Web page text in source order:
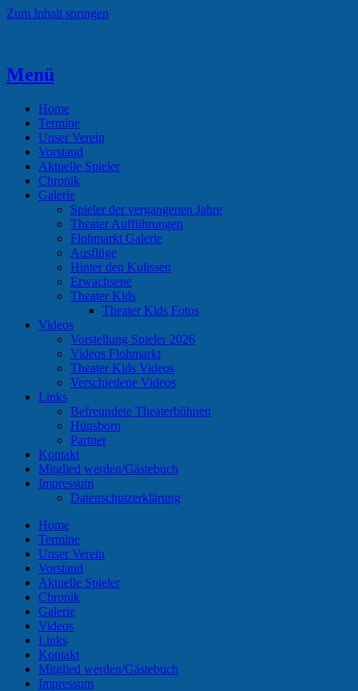
Zum Inhalt springen
Theaterverein Hünsborn
Menü
Home
Termine
Unser Verein
Vorstand
Aktuelle Spieler
Chronik
Galerie
Spieler der vergangenen Jahre
Theater Aufführungen
Flohmarkt Galerie
Ausflüge
Hinter den Kulissen
Erwachsene
Theater Kids
Theater Kids Fotos
Videos
Vorstellung Spieler 2026
Videos Flohmarkt
Theater Kids Videos
Verschiedene Videos
Links
Befreundete Theaterbühnen
Hünsborn
Partner
Kontakt
Mitglied werden/Gästebuch
Impressum
Datenschutzerklärung
Home
Termine
Unser Verein
Vorstand
Aktuelle Spieler
Chronik
Galerie
Videos
Links
Kontakt
Mitglied werden/Gästebuch
Impressum